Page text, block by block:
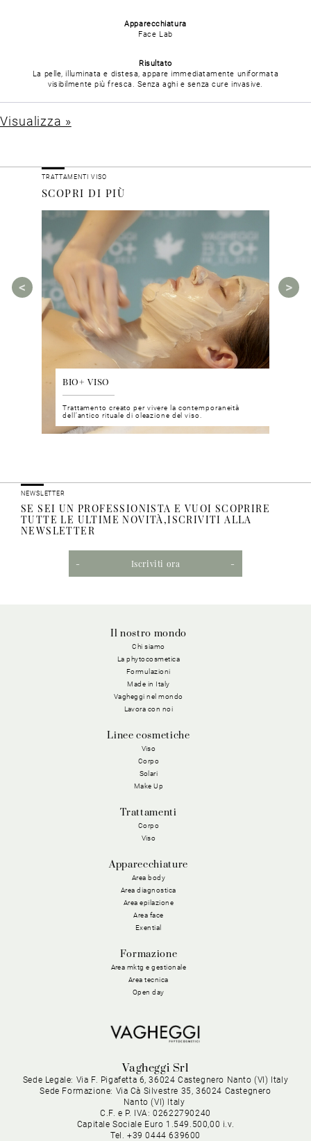
Apparecchiatura
Face Lab
Risultato
La pelle, illuminata e distesa, appare immediatamente uniformata
visibilmente più fresca. Senza aghi e senza cure invasive.
Visualizza »
TRATTAMENTI VISO
SCOPRI DI PIÙ
BIO+ VISO
Trattamento creato per vivere la contemporaneità
dell’antico rituale di oleazione del viso.
NEWSLETTER
SE SEI UN PROFESSIONISTA E VUOI SCOPRIRE
TUTTE LE ULTIME NOVITÀ,ISCRIVITI ALLA
NEWSLETTER
Iscriviti ora
Il nostro mondo
Chi siamo
La phytocosmetica
Formulazioni
Made in Italy
Vagheggi nel mondo
Lavora con noi
Linee cosmetiche
Viso
Corpo
Solari
Make Up
Trattamenti
Corpo
Viso
Apparecchiature
Area body
Area diagnostica
Area epilazione
Area face
Exential
Formazione
Area mktg e gestionale
Area tecnica
Open day
Vagheggi Srl
Sede Legale: Via F. Pigafetta 6, 36024 Castegnero Nanto (VI) Italy
Sede Formazione: Via Cà Silvestre 35, 36024 Castegnero
Nanto (VI) Italy
C.F. e P. IVA: 02622790240
Capitale Sociale Euro 1.549.500,00 i.v.
Tel. +39 0444 639600